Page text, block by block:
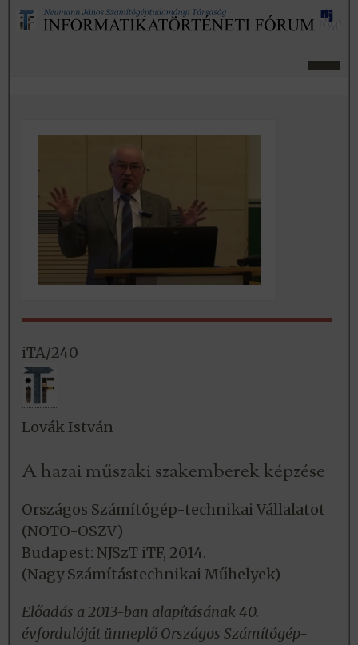
iTA/240
Lovák István
A hazai műszaki szakemberek képzése
Országos Számítógép-technikai Vállalatot
(NOTO-OSZV)
Budapest: NJSzT iTF, 2014.
(Nagy Számítástechnikai Műhelyek)
Előadás a 2013-ban alapításának 40.
évfordulóját ünneplő Országos Számítógép-